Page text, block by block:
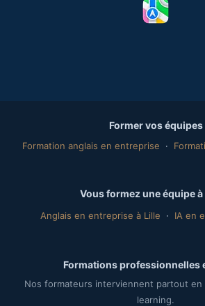
Former vos équipes
Formation anglais en entreprise ·
Vous formez une équipe à
Anglais en entreprise à Lille · IA en
Formations professionnelles
Nos formateurs interviennent partout en
learning.